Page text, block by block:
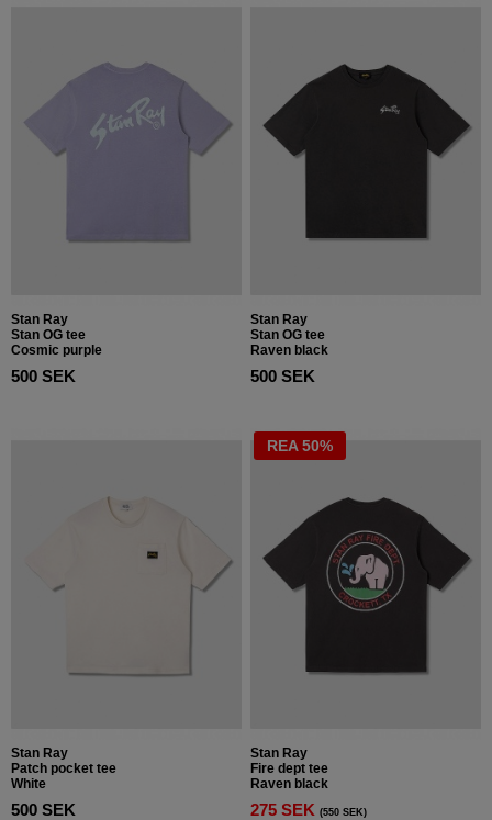
Stan Ray
Stan OG tee
Cosmic purple
500 SEK
Stan Ray
Stan OG tee
Raven black
500 SEK
Stan Ray
Patch pocket tee
White
500 SEK
REA 50%
Stan Ray
Fire dept tee
Raven black
275 SEK (550 SEK)